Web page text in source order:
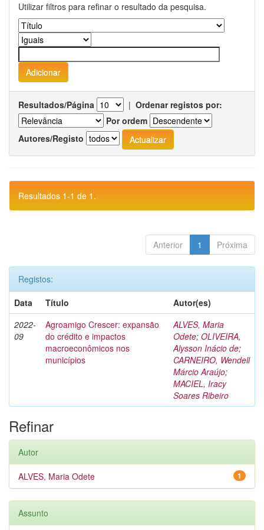
Utilizar filtros para refinar o resultado da pesquisa.
Resultados/Página | Ordenar registos por:
Por ordem
Autores/Registo
Resultados 1-1 de 1.
Anterior 1 Próxima
Registos:
Data
Título
Autor(es)
2022-
09
Agroamigo Crescer: expansão
do crédito e impactos
macroeconômicos nos
municípios
ALVES, Maria
Odete; OLIVEIRA,
Alysson Inácio de;
CARNEIRO, Wendell
Márcio Araújo;
MACIEL, Iracy
Soares Ribeiro
Refinar
Autor
1
ALVES, Maria Odete
Assunto